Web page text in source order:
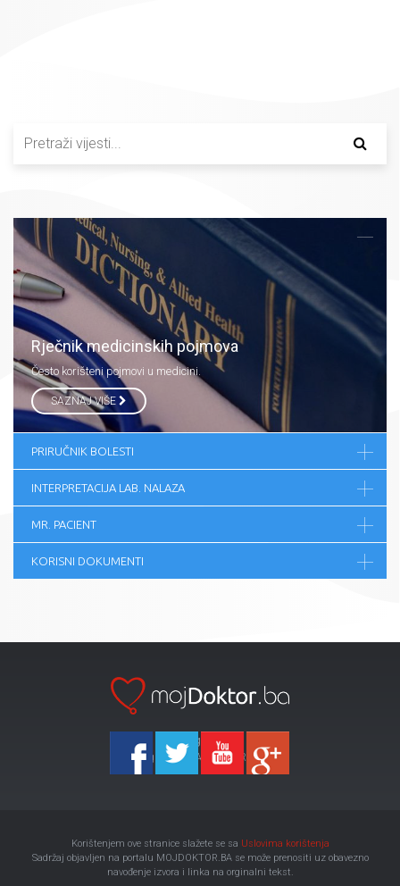
Rječnik medicinskih pojmova
Često korišteni pojmovi u medicini.
SAZNAJ VIŠE
PRIRUČNIK BOLESTI
INTERPRETACIJA LAB. NALAZA
MR. PACIENT
KORISNI DOKUMENTI
Ka-Agencija
Copyright 2026 All Right Reserved
Korištenjem ove stranice slažete se sa Uslovima korištenja
Sadržaj objavljen na portalu MOJDOKTOR.BA se može prenositi uz obavezno
navođenje izvora i linka na orginalni tekst.